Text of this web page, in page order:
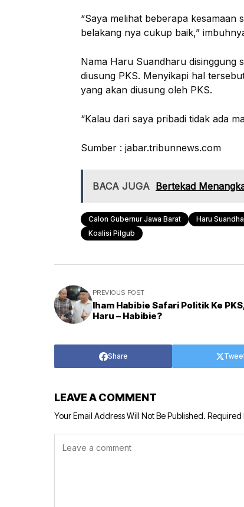
“Saya melihat beberapa
belakang nya cukup baik,”
Nama Haru Suandharu disinggung
diusung PKS. Menyikapi hal
yang akan diusung oleh PKS.
“Kalau dari saya pribadi tidak ada
Sumber : jabar.tribunnews.com
BACA JUGA Bertekad
Calon Gubernur Jawa Barat Haru
Koalisi Pilgub
PREVIOUS POST
lham Habibie Safari Politik Ke
Haru – Habibie?
Share
LEAVE A COMMENT
Your Email Address Will Not Be Published. Required